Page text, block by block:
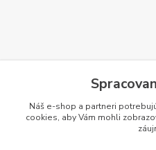
Náš e-shop a partneri
cookies, aby Vám mohli